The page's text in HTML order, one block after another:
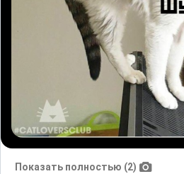
Показать полностью (2)